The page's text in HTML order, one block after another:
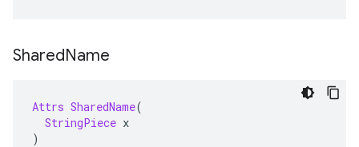
SharedName
Attrs SharedName(
StringPiece x
)